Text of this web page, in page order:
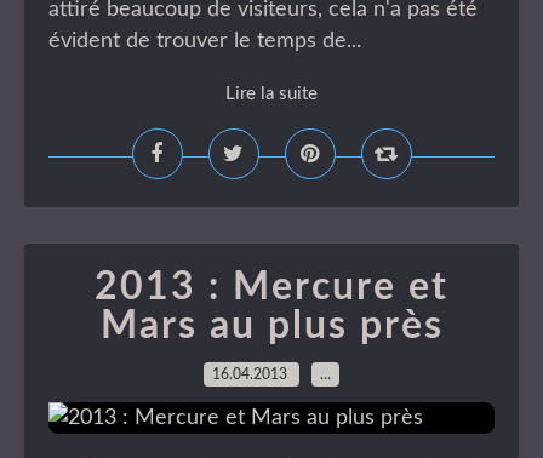
attiré beaucoup de visiteurs, cela n'a pas été
évident de trouver le temps de...
Lire la suite
2013 : Mercure et
Mars au plus près
16.04.2013 …